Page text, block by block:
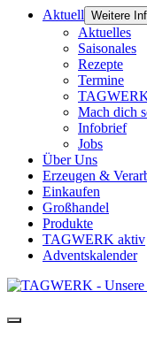
Aktuell Weitere
Aktuelles
Saisonales
Rezepte
Termine
Mach dich
Infobrief
Jobs
Über Uns
Erzeugen &
Einkaufen
Großhandel
Produkte
TAGWERK aktiv
Adventskalender